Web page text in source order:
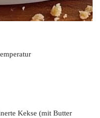
Kekse (mit Butter